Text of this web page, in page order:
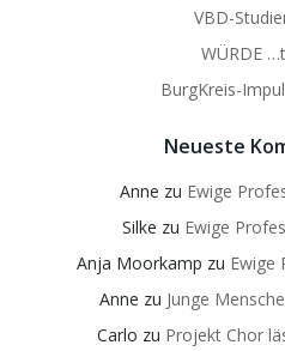
VBD-
WÜRDE
BurgKreis-
Neueste
Anne zu Ewige
Silke zu Ewige
Anja Moorkamp zu Ewige
Anne zu Junge
Carlo zu Projekt Chor